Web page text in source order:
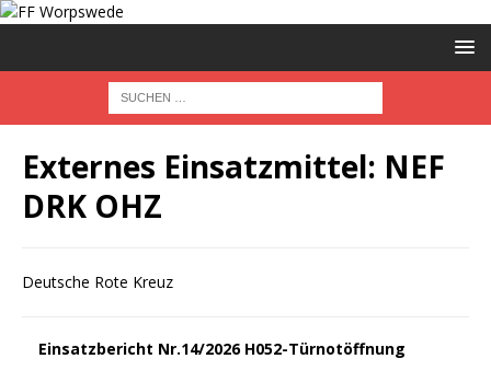
Externes Einsatzmittel: NEF
DRK OHZ
Deutsche Rote Kreuz
Einsatzbericht Nr.14/2026 H052-Türnotöffnung